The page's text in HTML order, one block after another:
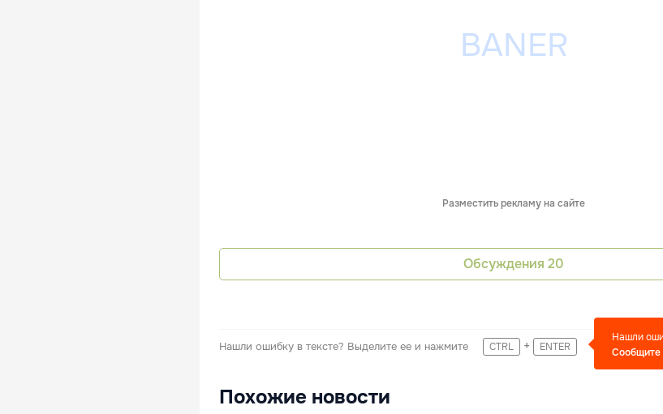
Разместить рекламу на сайте
Обсуждения 20
Нашли ошибку в тексте? Выделите ее и нажмите CTRL + ENTER
Нашли
Сообщите
Похожие новости